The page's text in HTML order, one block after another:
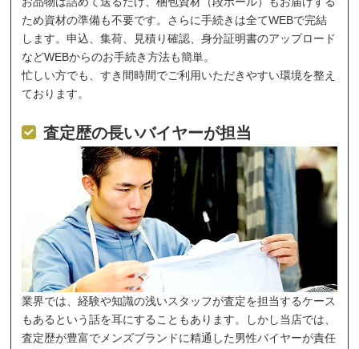
ため資材の準備も不要です。さらに手続きは全てWEBで完結
します。申込、集荷、見積り確認、身分証明書のアップロード
などWEBからのお手続き方法も簡単。
忙しい方でも、すき間時間でご利用いただきやすい環境を整え
ております。
査定歴の長いバイヤーが担当
業界では、経験や知識の浅いスタッフが査定を担当するケース
もあるという話を耳にすることもあります。しかし当店では、
査定歴が豊富でメンズブランドに精通した男性バイヤーが責任